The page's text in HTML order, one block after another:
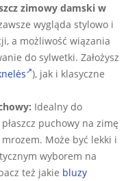
zimowy damski w
wygląda stylowo i
a możliwość wiązania
do sylwetki. Założysz
), jak i klasyczne
Idealny do
puchowy na zimę
Może być lekki i
wyborem na
też jakie bluzy